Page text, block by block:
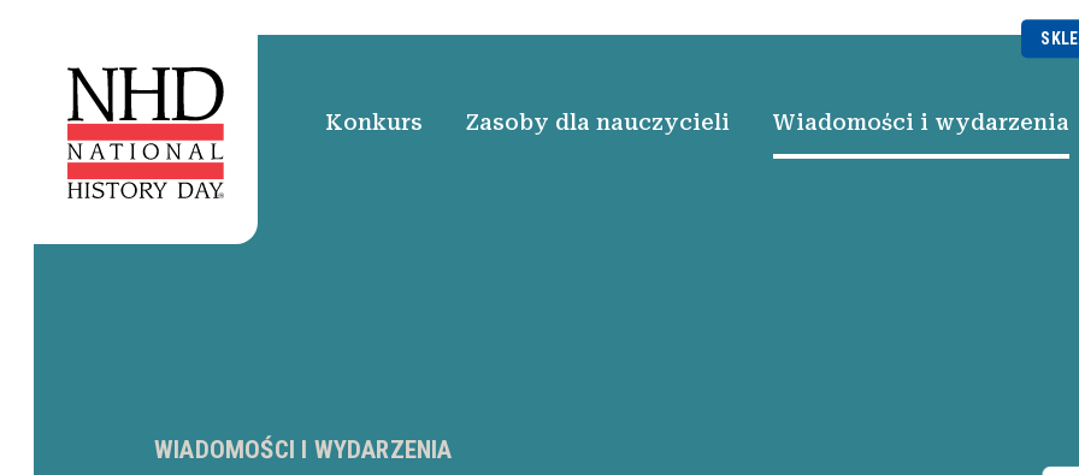
Konkurs Zasoby dla nauczycieli Wiadomości i wydarzenia
WIADOMOŚCI I WYDARZENIA